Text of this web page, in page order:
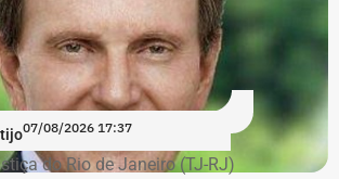
e ficam disponíveis para consulta
do TSE.
07/08/2026 17:37
do Rio de Janeiro (TJ-RJ)